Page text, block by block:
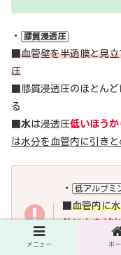
・ 膠質浸透圧
■血管壁を半透膜と見立
圧
■膠質浸透圧のほとんど
る
水は浸透圧低いほうか
は水分を血管内に引き
・ 低アルブミ
血管内に
外に水分が
■すなわち浮
メニュー ホ